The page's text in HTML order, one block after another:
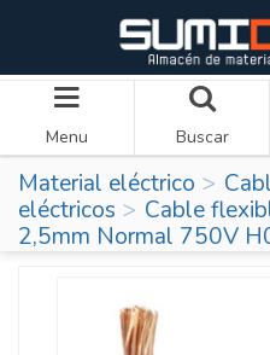
Menu Buscar
Material eléctrico
eléctricos
Cable
2,5mm Normal 750V